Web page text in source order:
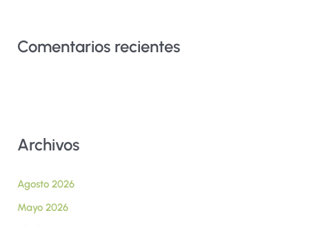
Comentarios recientes
Archivos
Agosto 2026
Mayo 2026